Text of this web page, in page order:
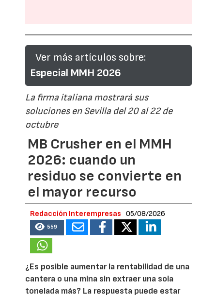
Ver más artículos sobre:
Especial MMH 2026
La firma italiana mostrará sus
soluciones en Sevilla del 20 al 22 de
octubre
MB Crusher en el MMH
2026: cuando un
residuo se convierte en
el mayor recurso
Redacción Interempresas 05/08/2026
559
¿Es posible aumentar la rentabilidad de una
cantera o una mina sin extraer una sola
tonelada más? La respuesta puede estar